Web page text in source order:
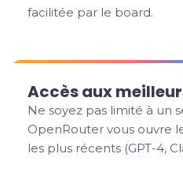
facilitée par le board.
Accès aux
Ne soyez pas limité à un
OpenRouter vous ouvre
les plus récents (GPT-4,